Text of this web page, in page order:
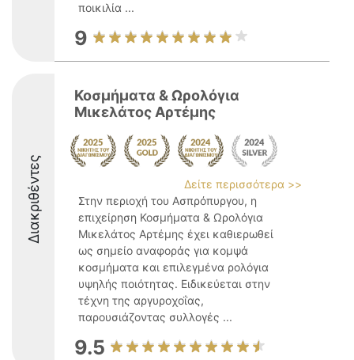
ποικιλία ...
9
Διακριθέντες
Κοσμήματα & Ωρολόγια
Μικελάτος Αρτέμης
Δείτε περισσότερα >>
Στην περιοχή του Ασπρόπυργου, η
επιχείρηση Κοσμήματα & Ωρολόγια
Μικελάτος Αρτέμης έχει καθιερωθεί
ως σημείο αναφοράς για κομψά
κοσμήματα και επιλεγμένα ρολόγια
υψηλής ποιότητας. Ειδικεύεται στην
τέχνη της αργυροχοΐας,
παρουσιάζοντας συλλογές ...
9.5